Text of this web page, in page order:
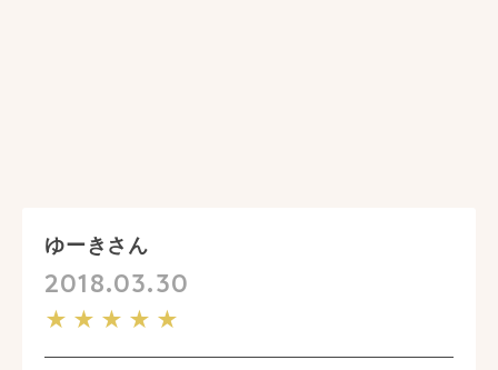
ゆーきさん
2018.03.30
★★★★★